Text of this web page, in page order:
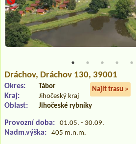
Dráchov, Dráchov 130, 39001
Najít trasu »
Okres: Tábor
Kraj: Jihočeský kraj
Oblast: Jihočeské rybníky
Provozní doba: 01.05. - 30.09.
Nadm.výška: 405 m.n.m.